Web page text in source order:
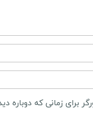
برای زمانی که دوباره